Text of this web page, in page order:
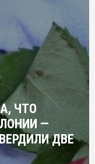
ЧТО
—
ДВЕ